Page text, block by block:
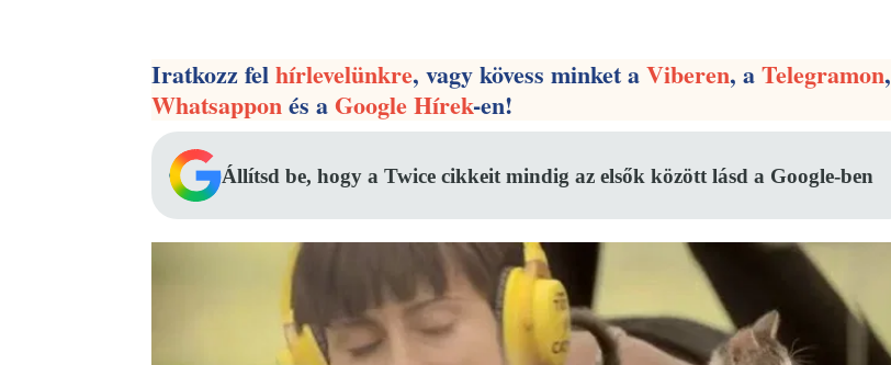
Iratkozz felhírlevelünkre, vagy kövess minket aViberen, aTelegramon,
Whatsapponés aGoogle Hírek-en!
Állítsd be, hogy a Twice cikkeit mindig az elsők között lásd a Google-ben